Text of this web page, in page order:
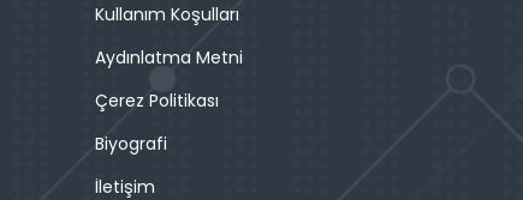
Kullanım Koşulları
Aydınlatma Metni
Çerez Politikası
Biyografi
İletişim